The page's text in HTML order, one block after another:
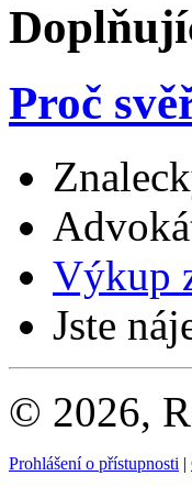
Proč
Výkup
Jste
© 2026,
Prohlášení o přístupnosti |